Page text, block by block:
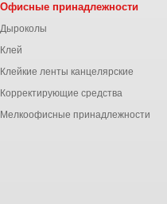
Офисные принадлежности
Дыроколы
Клей
Клейкие ленты канцелярские
Корректирующие средства
Мелкоофисные принадлежности